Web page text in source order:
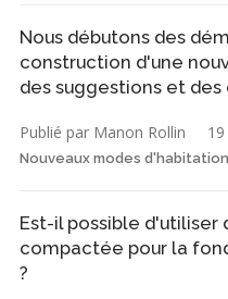
Nous débutons des
construction d'une
des suggestions et des
Publié par Manon Rollin
Nouveaux modes d'habitation
Est-il possible d'utiliser
compactée pour la
?